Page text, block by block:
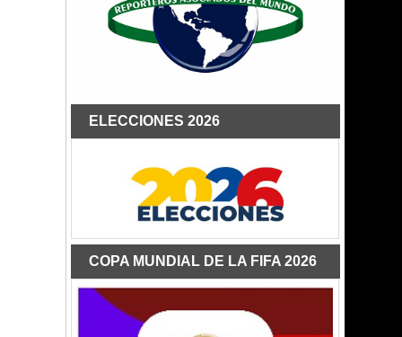
ELECCIONES 2026
COPA MUNDIAL DE LA FIFA 2026